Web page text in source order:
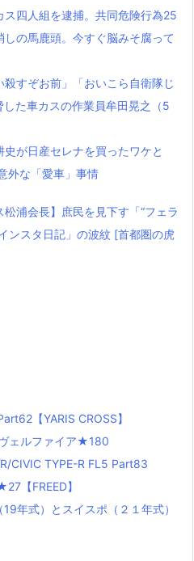
ス四人組を逮捕。共同危険行為25
しの馬鹿頭。今すぐ脳みそ腐って
殺すぞお前」「おいこら自衛隊じ
た車カスの作業員牟田晃之（5
史が日産セレナを買ったワケと
外な「愛車」事情
松浦会長】庶民を見下す「“フェラ
ンスタ日記」の波紋 [首都圏の虎
【YARIS CROSS】
ェルファイア★180
CIVIC TYPE-R FL5 Part83
【FREED】
年式）とスイスポ（２１年式）